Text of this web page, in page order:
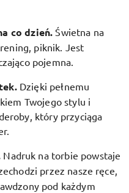
co dzień. Świetna na
piknik. Jest
pojemna.
. Dzięki pełnemu
Twojego stylu i
który przyciąga
Nadruk na torbie powstaje
przez nasze ręce,
pod każdym